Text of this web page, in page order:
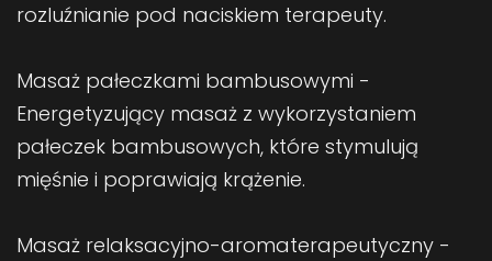
rozluźnianie pod naciskiem terapeuty.
Masaż pałeczkami bambusowymi -
Energetyzujący masaż z wykorzystaniem
pałeczek bambusowych, które stymulują
mięśnie i poprawiają krążenie.
Masaż relaksacyjno-aromaterapeutyczny -